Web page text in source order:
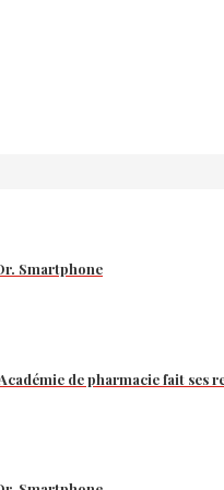
Smartphone
de pharmacie fait